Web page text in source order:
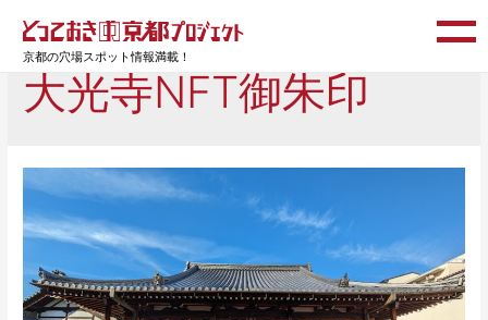
京都の穴場スポット情報満載！
大光寺NFT御朱印